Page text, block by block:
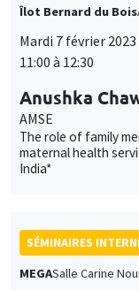
Îlot Bernard du Bois
Mardi 7 février 2023
11:00 à 12:30
Anushka
AMSE
The role of family
maternal health
India*
SÉMINAIRES
MEGASalle Carine